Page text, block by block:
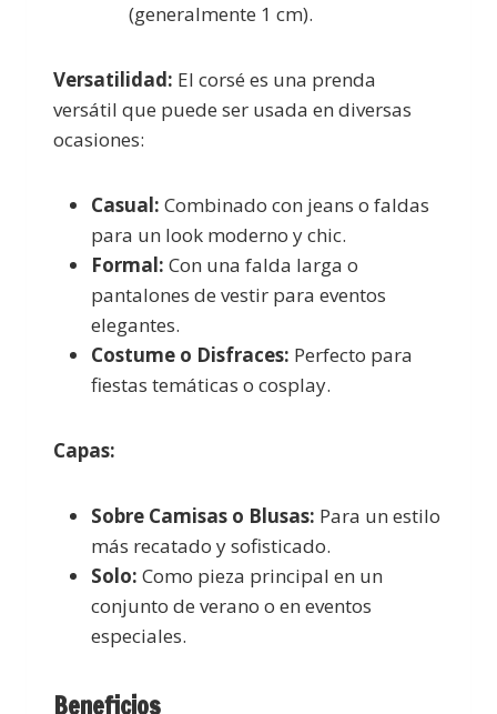
(generalmente 1 cm).
Versatilidad: El corsé es una prenda
versátil que puede ser usada en diversas
ocasiones:
Casual: Combinado con jeans o faldas
para un look moderno y chic.
Formal: Con una falda larga o
pantalones de vestir para eventos
elegantes.
Costume o Disfraces: Perfecto para
fiestas temáticas o cosplay.
Capas:
Sobre Camisas o Blusas: Para un estilo
más recatado y sofisticado.
Solo: Como pieza principal en un
conjunto de verano o en eventos
especiales.
Beneficios